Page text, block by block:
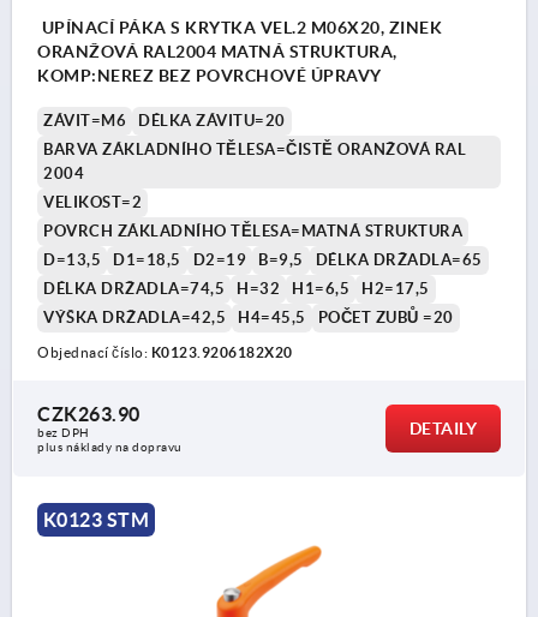
UPÍNACÍ PÁKA S KRYTKA VEL.2 M06X20, ZINEK
ORANŽOVÁ RAL2004 MATNÁ STRUKTURA,
KOMP:NEREZ BEZ POVRCHOVÉ ÚPRAVY
ZÁVIT=M6
DÉLKA ZÁVITU=20
BARVA ZÁKLADNÍHO TĚLESA=ČISTĚ ORANŽOVÁ RAL
2004
VELIKOST=2
POVRCH ZÁKLADNÍHO TĚLESA=MATNÁ STRUKTURA
D=13,5
D1=18,5 D2=19 B=9,5
DÉLKA DRŽADLA=65
DÉLKA DRŽADLA=74,5
H=32 H1=6,5
H2=17,5
VÝŠKA DRŽADLA=42,5
H4=45,5 POČET ZUBŮ =20
Objednací číslo: K0123.9206182X20
CZK263.90
bez DPH
plus náklady na dopravu
DETAILY
K0123 STM